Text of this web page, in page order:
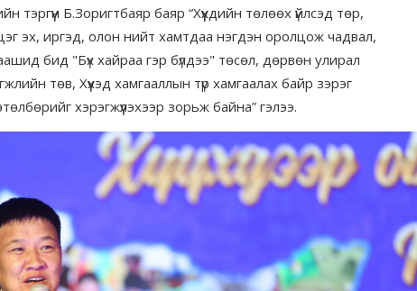
тэргүүн Б.Зоригтбаяр баяр “Хүүхдийн төлөөх үйлсэд төр,
эх, иргэд, олон нийт хамтдаа нэгдэн оролцож чадвал,
бид "Бүх хайраа гэр бүлдээ" төсөл, дөрвөн улирал
төв, Хүүхэд хамгааллын түр хамгаалах байр зэрэг
хэрэгжүүлэхээр зорьж байна” гэлээ.